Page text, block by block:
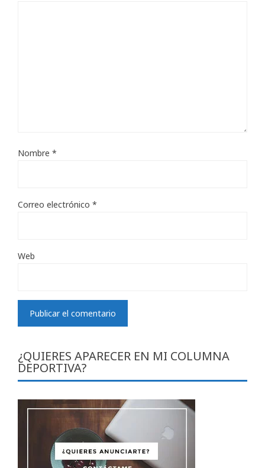
Nombre *
Correo electrónico *
Web
¿QUIERES APARECER EN MI COLUMNA
DEPORTIVA?